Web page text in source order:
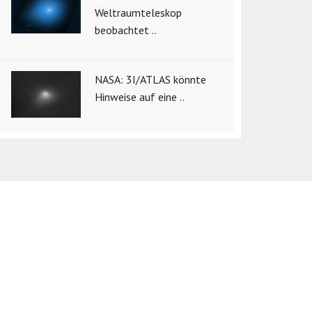
Weltraumteleskop
beobachtet ..
NASA: 3I/ATLAS könnte
Hinweise auf eine ..